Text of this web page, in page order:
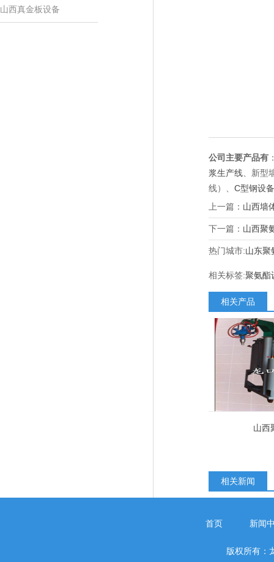
山西真金板设备
公司主要产品有
浆生产线 、新
线）、 C型钢设备
上一篇： 山西墙
下一篇： 山西聚
热门城市:山东聚
相关标签:聚氨酯
相关产品
山西
相关新闻
首页 新闻
版权所有：